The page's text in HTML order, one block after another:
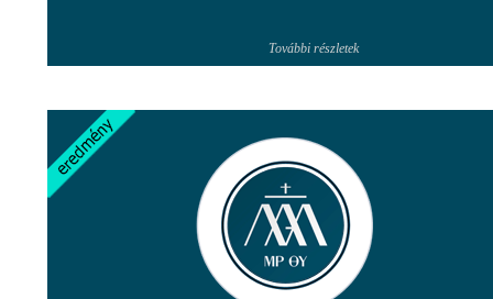
További részletek